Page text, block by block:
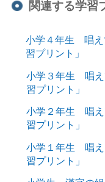
関連する学習
小学４年生 唱え
習プリント」
小学３年生 唱え
習プリント」
小学２年生 唱え
習プリント」
小学１年生 唱え
習プリント」